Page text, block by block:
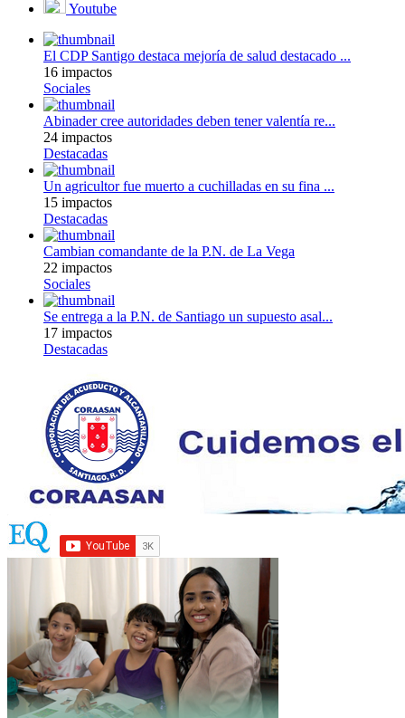
Youtube
El CDP Santigo destaca mejoría de salud destacado ...
16 impactos
Sociales
Abinader cree autoridades deben tener valentía re...
24 impactos
Destacadas
Un agricultor fue muerto a cuchilladas en su fina ...
15 impactos
Destacadas
Cambian comandante de la P.N. de La Vega
22 impactos
Sociales
Se entrega a la P.N. de Santiago un supuesto asal...
17 impactos
Destacadas